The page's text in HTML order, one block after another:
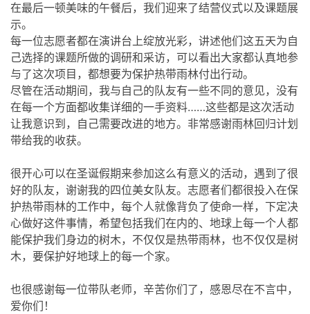
在最后一顿美味的午餐后，我们迎来了结营仪式以及课题展
示。
每一位志愿者都在演讲台上绽放光彩，讲述他们这五天为自
己选择的课题所做的调研和采访，可以看出大家都认真地参
与了这次项目，都想要为保护热带雨林付出行动。
尽管在活动期间，我与自己的队友有一些不同的意见，没有
在每一个方面都收集详细的一手资料……这些都是这次活动
让我意识到，自己需要改进的地方。非常感谢雨林回归计划
带给我的收获。
很开心可以在圣诞假期来参加这么有意义的活动，遇到了很
好的队友，谢谢我的四位美女队友。志愿者们都很投入在保
护热带雨林的工作中，每个人就像背负了使命一样，下定决
心做好这件事情，希望包括我们在内的、地球上每一个人都
能保护我们身边的树木，不仅仅是热带雨林，也不仅仅是树
木，要保护好地球上的每一个家。
也很感谢每一位带队老师，辛苦你们了，感恩尽在不言中，
爱你们！